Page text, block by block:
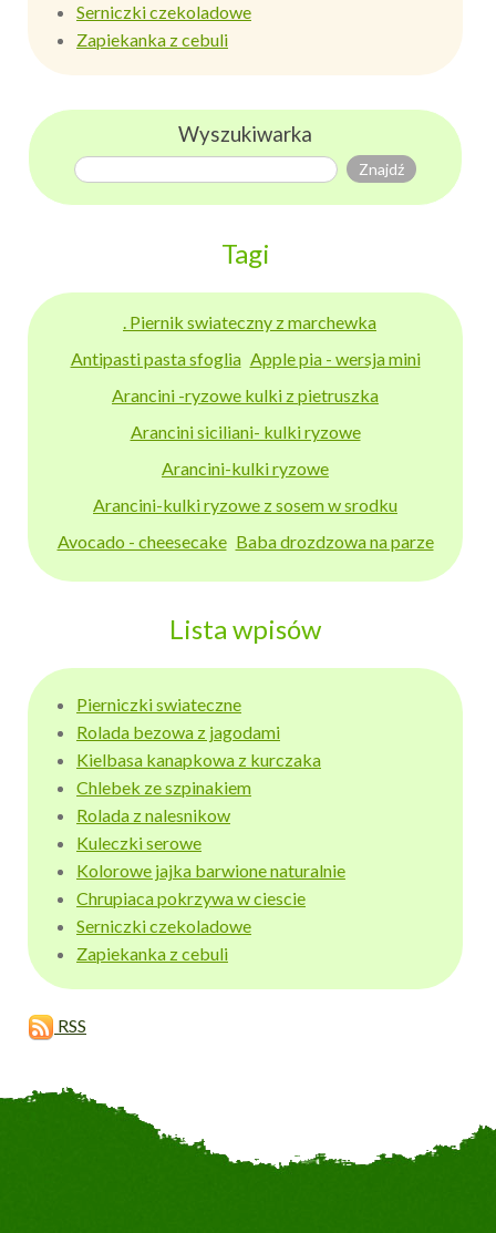
Serniczki czekoladowe
Zapiekanka z cebuli
Wyszukiwarka
Tagi
. Piernik swiateczny z marchewka
Antipasti pasta sfoglia Apple pia - wersja mini
Arancini -ryzowe kulki z pietruszka
Arancini siciliani- kulki ryzowe
Arancini-kulki ryzowe
Arancini-kulki ryzowe z sosem w srodku
Avocado - cheesecake Baba drozdzowa na parze
Lista wpisów
Pierniczki swiateczne
Rolada bezowa z jagodami
Kielbasa kanapkowa z kurczaka
Chlebek ze szpinakiem
Rolada z nalesnikow
Kuleczki serowe
Kolorowe jajka barwione naturalnie
Chrupiaca pokrzywa w ciescie
Serniczki czekoladowe
Zapiekanka z cebuli
RSS